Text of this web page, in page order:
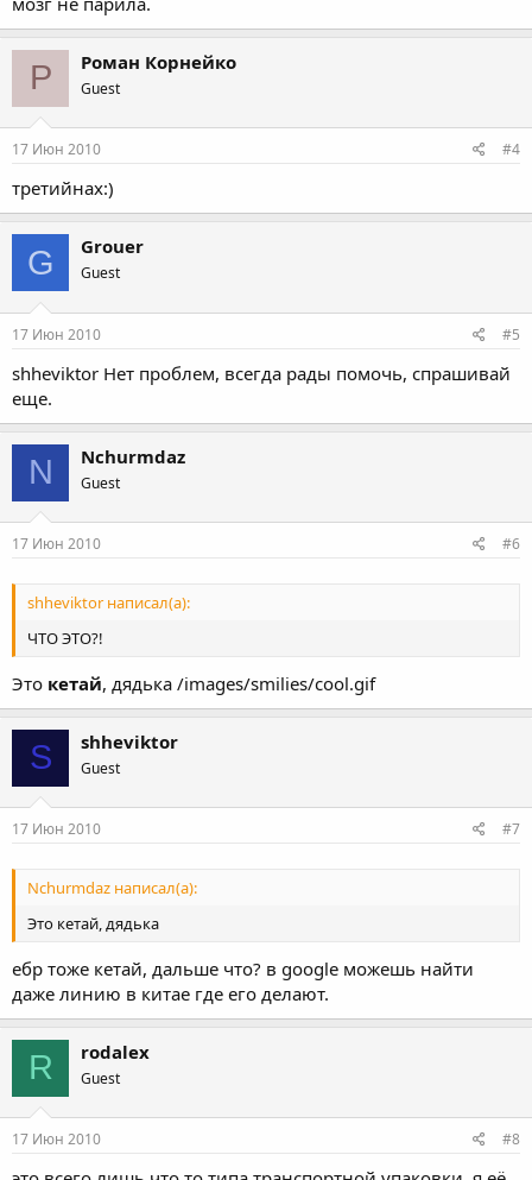
Р Роман Корнейко
Guest
17 Июн 2010 #4
третийнах:)
G Grouer
Guest
17 Июн 2010 #5
shheviktor Нет проблем, всегда рады помочь, спрашивай
еще.
N Nchurmdaz
Guest
17 Июн 2010 #6
shheviktor написал(а):
ЧТО ЭТО?!
Это кетай, дядька /images/smilies/cool.gif
S shheviktor
Guest
17 Июн 2010 #7
Nchurmdaz написал(а):
Это кетай, дядька
ебр тоже кетай, дальше что? в google можешь найти
даже линию в китае где его делают.
R rodalex
Guest
17 Июн 2010 #8